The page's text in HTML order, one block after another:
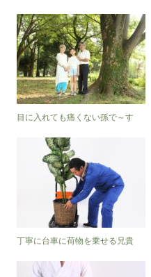
目に入れても痛くない孫で～す
丁寧に台車に荷物を乗せる兄貴